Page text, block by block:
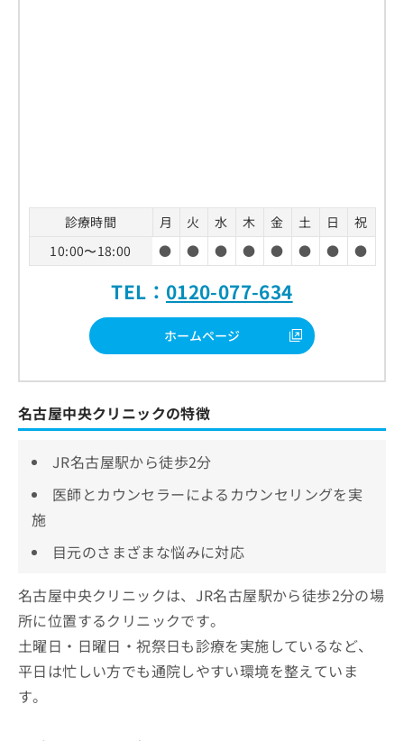
診療時間 月 火 水 木 金 土 日
祝
10:00〜18:00
● ● ● ● ● ● ● ●
TEL： 0120-077-634
ホームページ
名古屋中央クリニックの特徴
JR名古屋駅から徒歩2分
医師とカウンセラーによるカウンセリングを実
施
目元のさまざまな悩みに対応
名古屋中央クリニックは、JR名古屋駅から徒歩2分の場
所に位置するクリニックです。
土曜日・日曜日・祝祭日も診療を実施しているなど、
平日は忙しい方でも通院しやすい環境を整えていま
す。